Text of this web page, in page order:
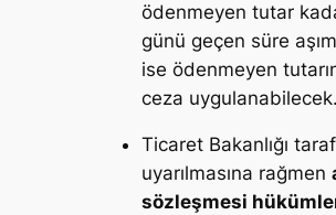
ödenmeyen tutar
günü geçen süre
ise ödenmeyen
ceza uygulanabilecek.
Ticaret Bakanlığı
uyarılmasına rağmen
sözleşmesi